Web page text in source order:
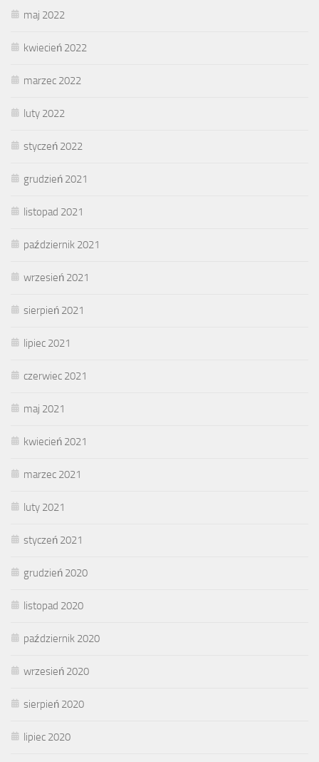
maj 2022
kwiecień 2022
marzec 2022
luty 2022
styczeń 2022
grudzień 2021
listopad 2021
październik 2021
wrzesień 2021
sierpień 2021
lipiec 2021
czerwiec 2021
maj 2021
kwiecień 2021
marzec 2021
luty 2021
styczeń 2021
grudzień 2020
listopad 2020
październik 2020
wrzesień 2020
sierpień 2020
lipiec 2020